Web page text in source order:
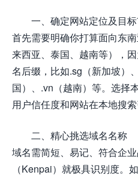
一、确定网站定位及目
首先需要明确你打算面向东
来西亚、泰国、越南等），
名后缀，比如.sg（新加坡）
国）、.vn（越南）等。选择
用户信任度和网站在本地搜索
二、精心挑选域名名称
域名需简短、易记、符合企业
（Kenpai）就极具识别度。